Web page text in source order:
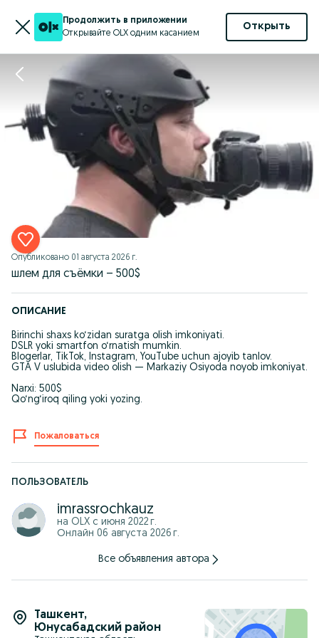
Продолжить в приложении
Открывайте OLX одним касанием
Открыть
Опубликовано 01 августа 2026 г.
шлем для съёмки – 500$
ОПИСАНИЕ
Birinchi shaxs ko‘zidan suratga olish imkoniyati.
DSLR yoki smartfon o‘rnatish mumkin.
Blogerlar, TikTok, Instagram, YouTube uchun ajoyib tanlov.
GTA V uslubida video olish — Markaziy Osiyoda noyob imkoniyat.
Narxi: 500$
Qo‘ng‘iroq qiling yoki yozing.
Пожаловаться
ПОЛЬЗОВАТЕЛЬ
imrassrochkauz
на OLX с июня 2022 г.
Онлайн 06 августа 2026 г.
Все объявления автора
Ташкент,
Юнусабадский район